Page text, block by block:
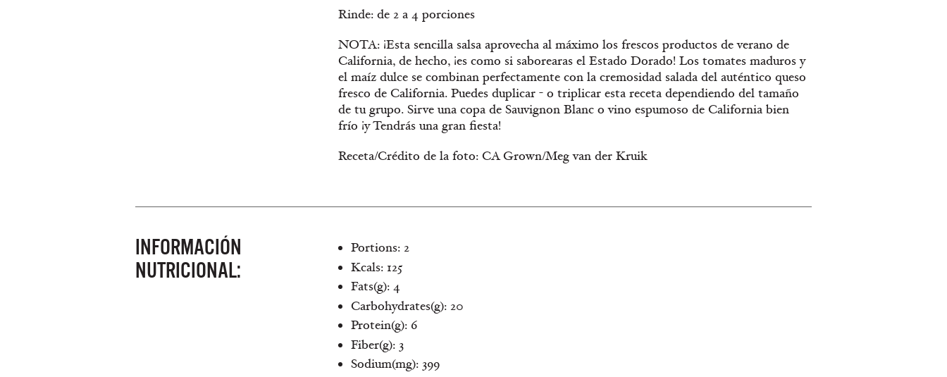
Rinde: de 2 a 4 porciones
NOTA: ¡Esta sencilla salsa aprovecha al máximo los frescos productos de verano de
California, de hecho, ¡es como si saborearas el Estado Dorado! Los tomates maduros y
el maíz dulce se combinan perfectamente con la cremosidad salada del auténtico queso
fresco de California. Puedes duplicar - o triplicar esta receta dependiendo del tamaño
de tu grupo. Sirve una copa de Sauvignon Blanc o vino espumoso de California bien
frío ¡y Tendrás una gran fiesta!
Receta/Crédito de la foto: CA Grown/Meg van der Kruik
INFORMACIÓN
NUTRICIONAL:
Portions: 2
Kcals: 125
Fats(g): 4
Carbohydrates(g): 20
Protein(g): 6
Fiber(g): 3
Sodium(mg): 399